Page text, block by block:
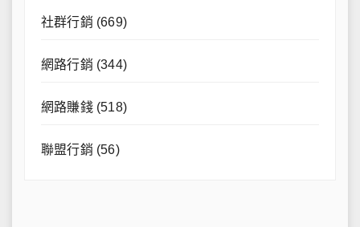
社群行銷 (669)
網路行銷 (344)
網路賺錢(518)
聯盟行銷 (56)